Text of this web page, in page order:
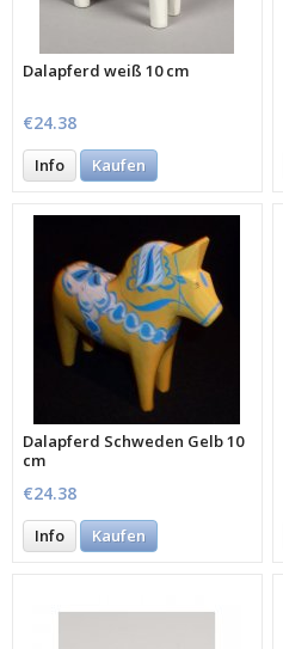
Dalapferd weiß 10 cm
€24.38
Info Kaufen
Dalapferd Schweden Gelb 10
cm
€24.38
Info Kaufen